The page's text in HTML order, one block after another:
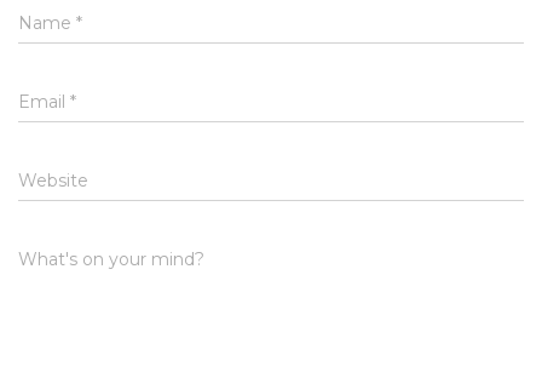
Name *
Email *
Website
What's on your mind?